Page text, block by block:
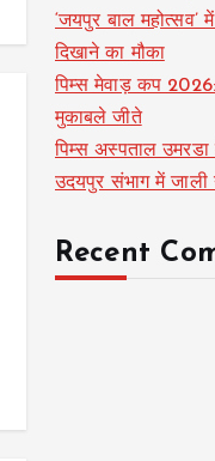
‘जयपुर बाल महोत्सव’
दिखाने का मौका
पिम्स मेवाड़ कप
मुकाबले जीते
पिम्स अस्पताल उमरडा
उदयपुर संभाग में जाली
Recent